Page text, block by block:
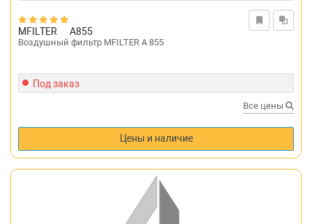
MFILTER A855
Воздушный фильтр MFILTER A 855
Под заказ
Все цены
Цены и наличие